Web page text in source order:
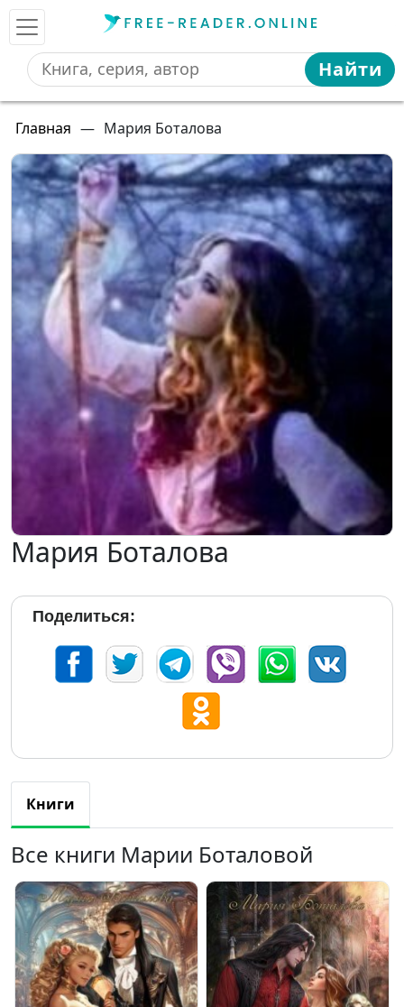
Найти
Главная — Мария Боталова
Мария Боталова
Поделиться:
Книги
Все книги Марии Боталовой